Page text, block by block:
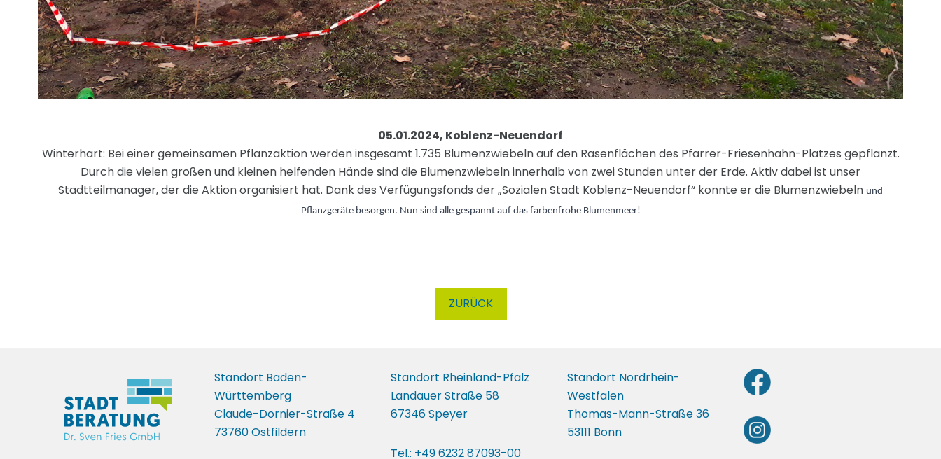
05.01.2024, Koblenz-Neuendorf
Winterhart: Bei einer gemeinsamen Pflanzaktion werden insgesamt 1.735 Blumenzwiebeln auf den Rasenflächen des Pfarrer-Friesenhahn-Platzes gepflanzt.
Durch die vielen großen und kleinen helfenden Hände sind die Blumenzwiebeln innerhalb von zwei Stunden unter der Erde. Aktiv dabei ist unser
Stadtteilmanager, der die Aktion organisiert hat. Dank des Verfügungsfonds der „Sozialen Stadt Koblenz-Neuendorf“ konnte er die Blumenzwiebeln und
Pflanzgeräte besorgen. Nun sind alle gespannt auf das farbenfrohe Blumenmeer!
ZURÜCK
Standort Baden-
Württemberg
Claude-Dornier-Straße 4
73760 Ostfildern
Standort Rheinland-Pfalz
Landauer Straße 58
67346 Speyer
Tel.: +49 6232 87093-00
Standort Nordrhein-
Westfalen
Thomas-Mann-Straße 36
53111 Bonn